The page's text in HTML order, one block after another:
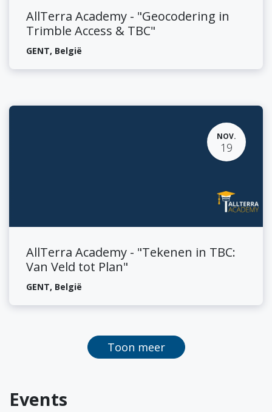
AllTerra Academy - "Geocodering in
Trimble Access & TBC"
GENT, België
NOV.
19
AllTerra Academy - "Tekenen in TBC:
Van Veld tot Plan"
GENT, België
Toon meer
Events